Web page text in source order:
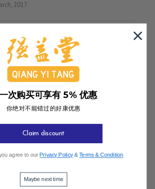
2017
西黄芪
May, 2021
枣好在哪,除了和鸡蛋一样大，其他
2021
次购买可享有 5% 优惠
你绝对不能错过的好康优惠
Claim discount
agree to our Privacy Policy&Terms & Condition
Maybe next time